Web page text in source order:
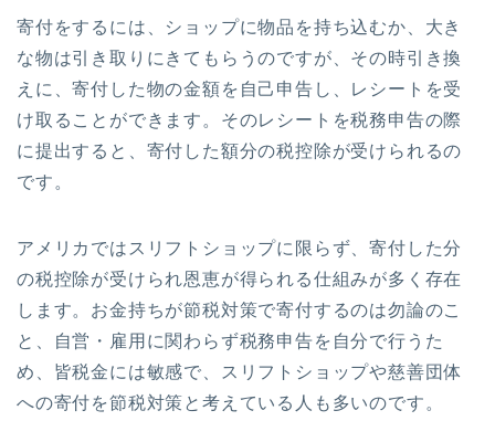
寄付をするには、ショップに物品を持ち込むか、大き
な物は引き取りにきてもらうのですが、その時引き換
えに、寄付した物の金額を自己申告し、レシートを受
け取ることができます。そのレシートを税務申告の際
に提出すると、寄付した額分の税控除が受けられるの
です。
アメリカではスリフトショップに限らず、寄付した分
の税控除が受けられ恩恵が得られる仕組みが多く存在
します。お金持ちが節税対策で寄付するのは勿論のこ
と、自営・雇用に関わらず税務申告を自分で行うた
め、皆税金には敏感で、スリフトショップや慈善団体
への寄付を節税対策と考えている人も多いのです。